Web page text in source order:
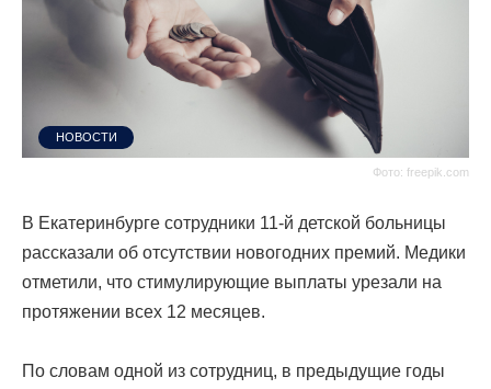
Фото: freepik.com
НОВОСТИ
В Екатеринбурге сотрудники 11-й детской больницы
рассказали об отсутствии новогодних премий. Медики
отметили, что стимулирующие выплаты урезали на
протяжении всех 12 месяцев.
По словам одной из сотрудниц, в предыдущие годы